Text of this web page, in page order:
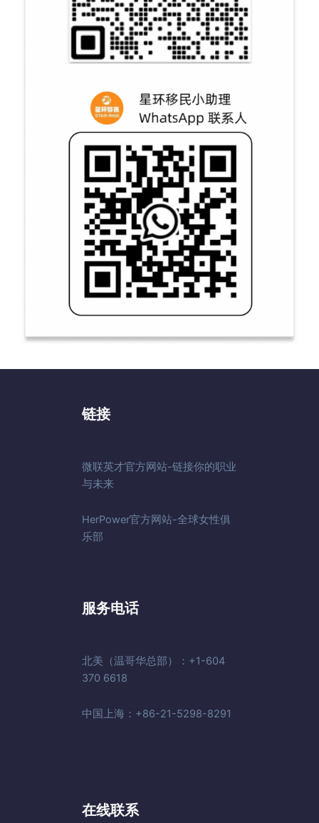
链接
微联英才官方网站-链接你的职业
与未来
HerPower官方网站-全球女性俱
乐部
服务电话
北美（温哥华总部）：+1-604
370 6618
中国上海：+86-21-5298-8291
在线联系